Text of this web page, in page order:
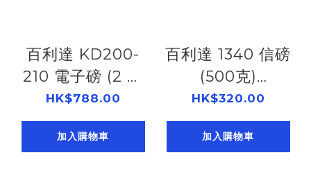
百利達 KD200-
210 電子磅 (2 公
斤) 505514120
HK$788.00
加入購物車
百利達 1340 信磅
(500克)
505513400
HK$320.00
加入購物車